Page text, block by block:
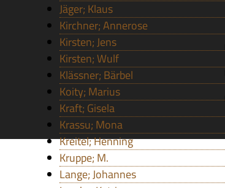
Jäger; Klaus
Kirchner; Annerose
Kirsten; Jens
Kirsten; Wulf
Klässner; Bärbel
Koity; Marius
Kraft; Gisela
Krassu; Mona
Kreitel; Henning
Kruppe; M.
Lange; Johannes